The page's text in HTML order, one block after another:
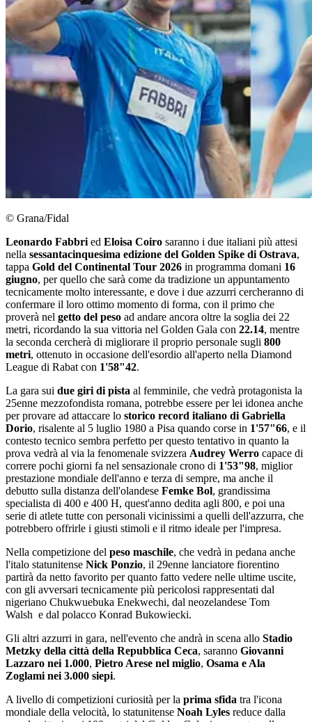
© Grana/Fidal
Leonardo Fabbri ed Eloisa Coiro saranno i due italiani più attesi
nella sessantacinquesima edizione del Golden Spike di Ostrava,
tappa Gold del Continental Tour 2026 in programma domani 16
giugno, per quello che sarà come da tradizione un appuntamento
tecnicamente molto interessante, e dove i due azzurri cercheranno di
confermare il loro ottimo momento di forma, con il primo che
proverà nel getto del peso ad andare ancora oltre la soglia dei 22
metri, ricordando la sua vittoria nel Golden Gala con 22.14, mentre
la seconda cercherà di migliorare il proprio personale sugli 800
metri, ottenuto in occasione dell'esordio all'aperto nella Diamond
League di Rabat con 1'58"42.
La gara sui due giri di pista al femminile, che vedrà protagonista la
25enne mezzofondista romana, potrebbe essere per lei idonea anche
per provare ad attaccare lo storico record italiano di Gabriella
Dorio, risalente al 5 luglio 1980 a Pisa quando corse in 1'57"66, e il
contesto tecnico sembra perfetto per questo tentativo in quanto la
prova vedrà al via la fenomenale svizzera Audrey Werro capace di
correre pochi giorni fa nel sensazionale crono di 1'53"98, miglior
prestazione mondiale dell'anno e terza di sempre, ma anche il
debutto sulla distanza dell'olandese Femke Bol, grandissima
specialista di 400 e 400 H, quest'anno dedita agli 800, e poi una
serie di atlete tutte con personali vicinissimi a quelli dell'azzurra, che
potrebbero offrirle i giusti stimoli e il ritmo ideale per l'impresa.
Nella competizione del peso maschile, che vedrà in pedana anche
l'italo statunitense Nick Ponzio, il 29enne lanciatore fiorentino
partirà da netto favorito per quanto fatto vedere nelle ultime uscite,
con gli avversari tecnicamente più pericolosi rappresentati dal
nigeriano Chukwuebuka Enekwechi, dal neozelandese Tom
Walsh e dal polacco Konrad Bukowiecki.
Gli altri azzurri in gara, nell'evento che andrà in scena allo Stadio
Metzky della città della Repubblica Ceca, saranno Giovanni
Lazzaro nei 1.000, Pietro Arese nel miglio, Osama e Ala
Zoglami nei 3.000 siepi.
A livello di competizioni curiosità per la prima sfida tra l'icona
mondiale della velocità, lo statunitense Noah Lyles reduce dalla